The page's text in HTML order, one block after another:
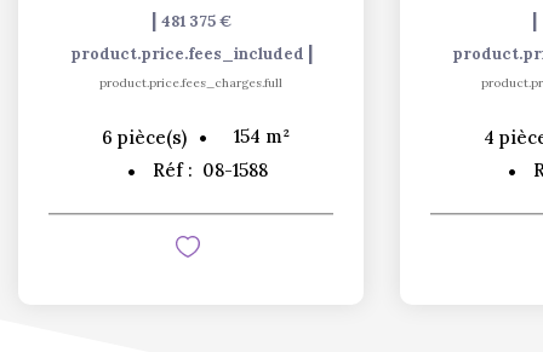
| 481 375 €
product.price.fees_included |
product.price.fees_charges.full
6 pièce(s) 154 m²
Réf : 08-1588
|
4